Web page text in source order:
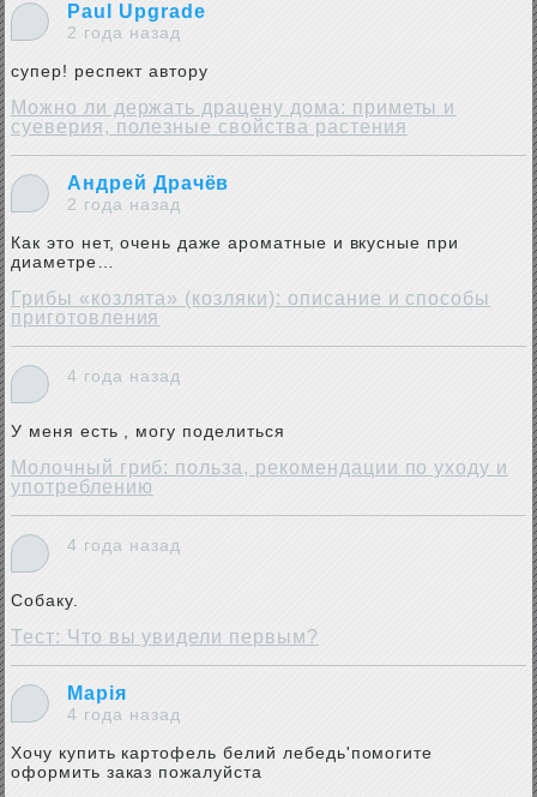
Paul Upgrade
2 года назад
супер! респект автору
Можно ли держать драцену дома: приметы и
суеверия, полезные свойства растения
Андрей Драчёв
2 года назад
Как это нет, очень даже ароматные и вкусные при
диаметре…
Грибы «козлята» (козляки): описание и способы
приготовления
4 года назад
У меня есть , могу поделиться
Молочный гриб: польза, рекомендации по уходу и
употреблению
4 года назад
Собаку.
Тест: Что вы увидели первым?
Марія
4 года назад
Хочу купить картофель белий лебедь'помогите
оформить заказ пожалуйста